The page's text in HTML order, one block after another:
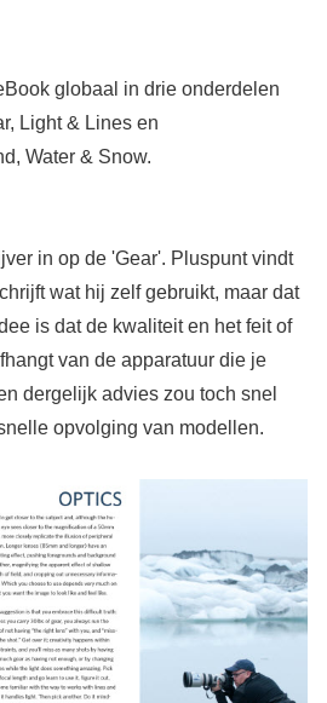
globaal in drie onderdelen
Light & Lines en
Water & Snow.
in op de 'Gear'. Pluspunt vindt
wat hij zelf gebruikt, maar dat
is dat de kwaliteit en het feit of
van de apparatuur die je
dergelijk advies zou toch snel
opvolging van modellen.